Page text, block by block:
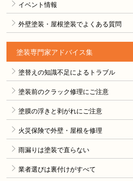
イベント情報
外壁塗装・屋根塗装でよくある質問
塗装専門家アドバイス集
塗替えの知識不足によるトラブル
塗装前のクラック修理にご注意
塗膜の浮きと剥がれにご注意
火災保険で外壁・屋根を修理
雨漏りは塗装で直らない
業者選びは裏付けがすべて